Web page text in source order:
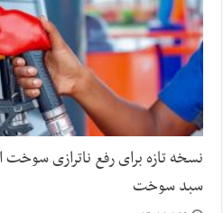
نسخه تازه برای رفع ناترازی
سبد سوخت